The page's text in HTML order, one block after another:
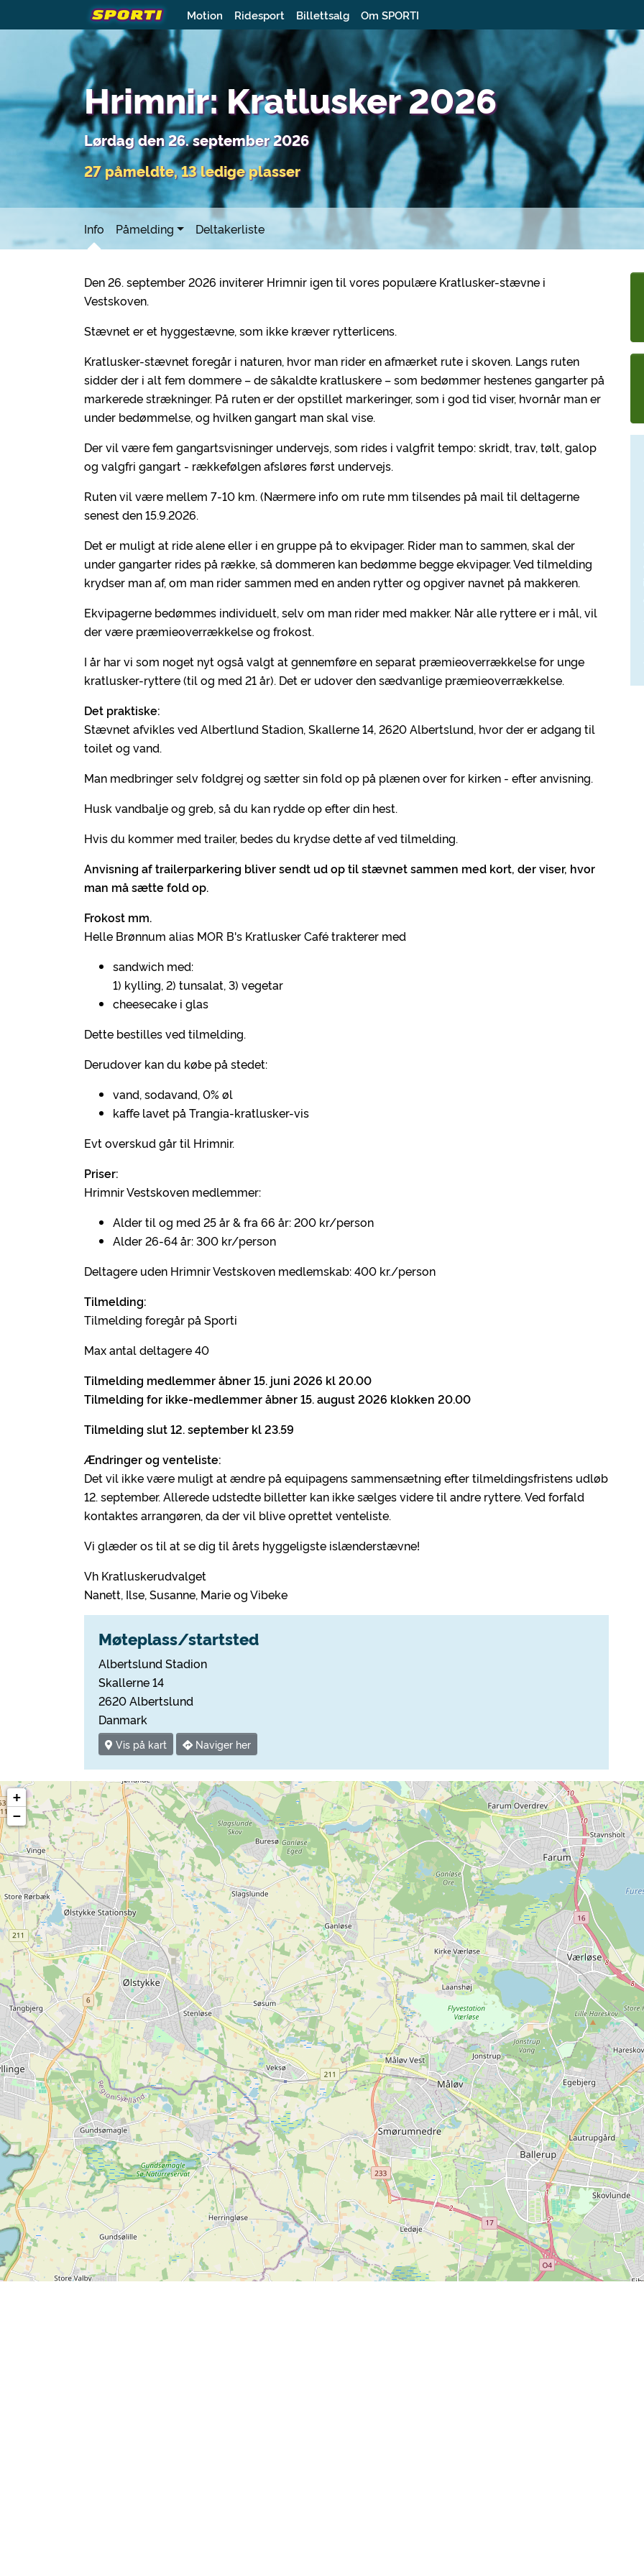
Motion Ridesport Billettsalg Om SPORTI
Hrimnir: Kratlusker 2026
Lørdag den 26. september 2026
27 påmeldte, 13 ledige plasser
Info Påmelding Deltakerliste
Den 26. september 2026 inviterer Hrimnir igen til vores populære Kratlusker-stævne i
Vestskoven.
Stævnet er et hyggestævne, som ikke kræver rytterlicens.
Kratlusker-stævnet foregår i naturen, hvor man rider en afmærket rute i skoven. Langs ruten
sidder der i alt fem dommere – de såkaldte kratluskere – som bedømmer hestenes gangarter på
markerede strækninger. På ruten er der opstillet markeringer, som i god tid viser, hvornår man er
under bedømmelse, og hvilken gangart man skal vise.
Der vil være fem gangartsvisninger undervejs, som rides i valgfrit tempo: skridt, trav, tølt, galop
og valgfri gangart - rækkefølgen afsløres først undervejs.
Ruten vil være mellem 7-10 km. (Nærmere info om rute mm tilsendes på mail til deltagerne
senest den 15.9.2026.
Det er muligt at ride alene eller i en gruppe på to ekvipager. Rider man to sammen, skal der
under gangarter rides på række, så dommeren kan bedømme begge ekvipager. Ved tilmelding
krydser man af, om man rider sammen med en anden rytter og opgiver navnet på makkeren.
Ekvipagerne bedømmes individuelt, selv om man rider med makker. Når alle ryttere er i mål, vil
der være præmieoverrækkelse og frokost.
I år har vi som noget nyt også valgt at gennemføre en separat præmieoverrækkelse for unge
kratlusker-ryttere (til og med 21 år). Det er udover den sædvanlige præmieoverrækkelse.
Det praktiske:
Stævnet afvikles ved Albertlund Stadion, Skallerne 14, 2620 Albertslund, hvor der er adgang til
toilet og vand.
Man medbringer selv foldgrej og sætter sin fold op på plænen over for kirken - efter anvisning.
Husk vandbalje og greb, så du kan rydde op efter din hest.
Hvis du kommer med trailer, bedes du krydse dette af ved tilmelding.
Anvisning af trailerparkering bliver sendt ud op til stævnet sammen med kort, der viser, hvor
man må sætte fold op.
Frokost mm.
Helle Brønnum alias MOR B's Kratlusker Café trakterer med
sandwich med:
1) kylling, 2) tunsalat, 3) vegetar
cheesecake i glas
Dette bestilles ved tilmelding.
Derudover kan du købe på stedet:
vand, sodavand, 0% øl
kaffe lavet på Trangia-kratlusker-vis
Evt overskud går til Hrimnir.
Priser:
Hrimnir Vestskoven medlemmer:
Alder til og med 25 år & fra 66 år: 200 kr/person
Alder 26-64 år: 300 kr/person
Deltagere uden Hrimnir Vestskoven medlemskab: 400 kr./person
Tilmelding:
Tilmelding foregår på Sporti
Max antal deltagere 40
Tilmelding medlemmer åbner 15. juni 2026 kl 20.00
Tilmelding for ikke-medlemmer åbner 15. august 2026 klokken 20.00
Tilmelding slut 12. september kl 23.59
Ændringer og venteliste:
Det vil ikke være muligt at ændre på equipagens sammensætning efter tilmeldingsfristens udløb
12. september. Allerede udstedte billetter kan ikke sælges videre til andre ryttere. Ved forfald
kontaktes arrangøren, da der vil blive oprettet venteliste.
Vi glæder os til at se dig til årets hyggeligste islænderstævne!
Vh Kratluskerudvalget
Nanett, Ilse, Susanne, Marie og Vibeke
Møteplass/startsted
Albertslund Stadion
Skallerne 14
2620 Albertslund
Danmark
Vis på kart Naviger her
+
−